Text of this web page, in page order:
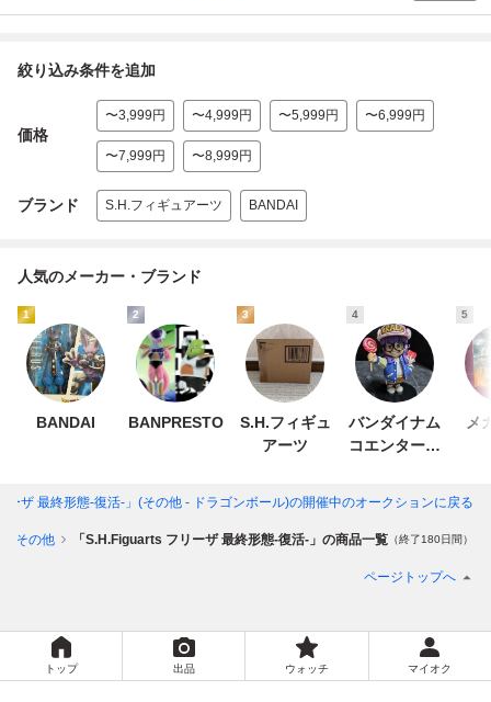
絞り込み条件を追加
価格
〜3,999円 〜4,999円 〜5,999円 〜6,999円
〜7,999円 〜8,999円
ブランド S.H.フィギュアーツ BANDAI
人気のメーカー・ブランド
1
BANDAI
2
BANPRESTO
3
S.H.フィギュ
アーツ
4
バンダイナム
コエンターテ
5
メ
ーザ 最終形態-復活-」(その他 - ドラゴンボール)の開催中のオークションに戻る
その他 「S.H.Figuarts フリーザ 最終形態-復活-」の商品一覧 （終了180日間）
ページトップへ
トップ 出品 ウォッチ マイオク